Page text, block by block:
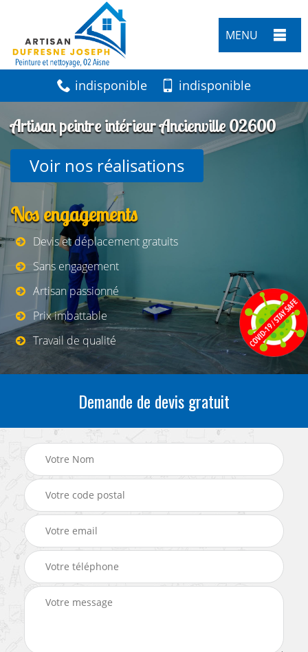
MENU
indisponible indisponible
Artisan peintre intérieur Ancienville 02600
Voir nos réalisations
Nos engagements
Devis et déplacement gratuits
Sans engagement
Artisan passionné
Prix imbattable
Travail de qualité
Demande de devis gratuit